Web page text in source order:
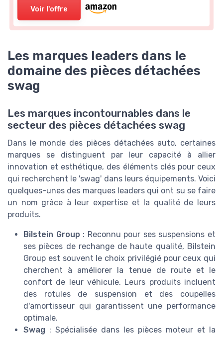
Voir l'offre
Les marques leaders dans le
domaine des pièces détachées
swag
Les marques incontournables dans le
secteur des pièces détachées swag
Dans le monde des pièces détachées auto, certaines
marques se distinguent par leur capacité à allier
innovation et esthétique, des éléments clés pour ceux
qui recherchent le 'swag' dans leurs équipements. Voici
quelques-unes des marques leaders qui ont su se faire
un nom grâce à leur expertise et la qualité de leurs
produits.
Bilstein Group : Reconnu pour ses suspensions et
ses pièces de rechange de haute qualité, Bilstein
Group est souvent le choix privilégié pour ceux qui
cherchent à améliorer la tenue de route et le
confort de leur véhicule. Leurs produits incluent
des rotules de suspension et des coupelles
d'amortisseur qui garantissent une performance
optimale.
Swag : Spécialisée dans les pièces moteur et la